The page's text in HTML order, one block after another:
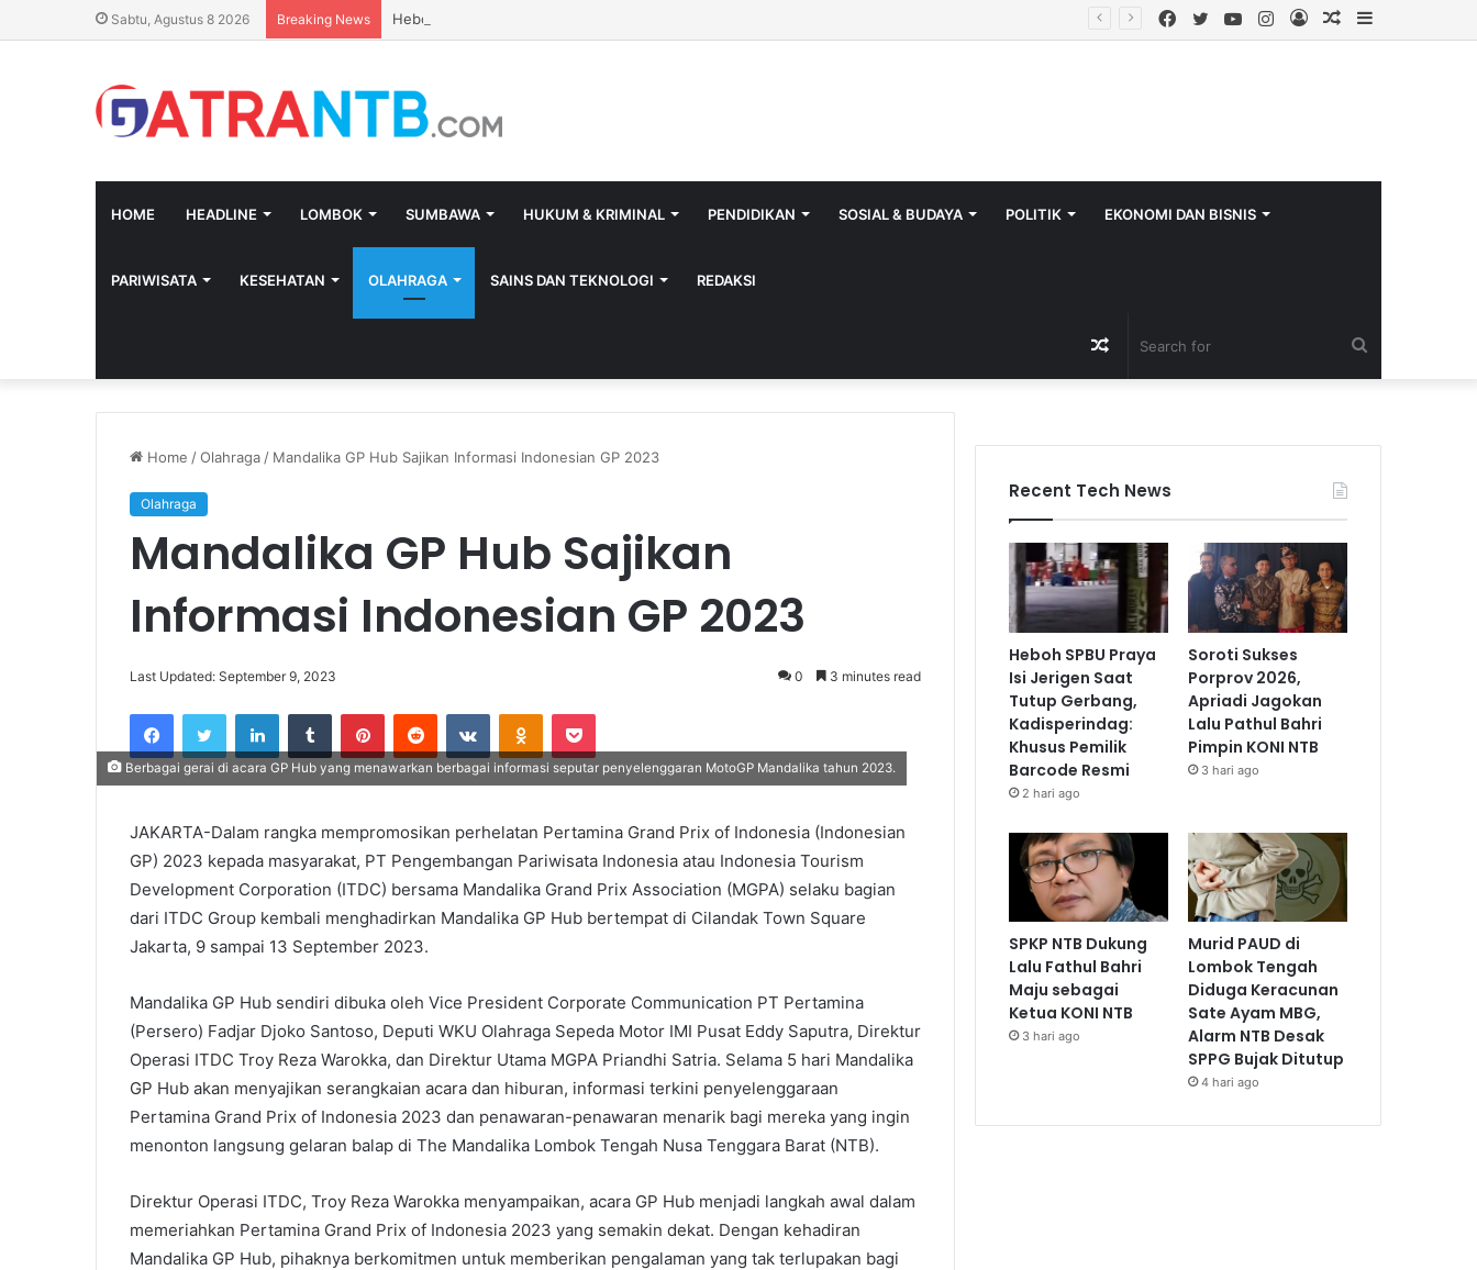
Sabtu, Agustus 8 2026 Breaking News Heboh SPBU Praya Isi Jerigen Saat Tutup Gerbang, Kadisperindag: Khusus Pemilik Barcode Resmi Sidebar
Random
Log
Instagram
YouTube
Twitter
Facebook
HOME HEADLINE LOMBOK SUMBAWA HUKUM & KRIMINAL PENDIDIKAN SOSIAL & BUDAYA POLITIK EKONOMI DAN BISNIS
PARIWISATA KESEHATAN OLAHRAGA SAINS DAN TEKNOLOGI REDAKSI
Random
Home /Olahraga / Mandalika GP Hub Sajikan Informasi Indonesian GP 2023
Olahraga
Mandalika GP Hub Sajikan
Informasi Indonesian GP 2023
Last Updated: September 9, 2023 0 3 minutes read
FacebookTwitter LinkedInTumblr PinterestReddit VKontakteOdnoklassniki
Pocket
Berbagai gerai di acara GP Hub yang menawarkan berbagai informasi seputar penyelenggaran MotoGP Mandalika tahun 2023.
JAKARTA-Dalam rangka mempromosikan perhelatan Pertamina Grand Prix of Indonesia (Indonesian
GP) 2023 kepada masyarakat, PT Pengembangan Pariwisata Indonesia atau Indonesia Tourism
Development Corporation (ITDC) bersama Mandalika Grand Prix Association (MGPA) selaku bagian
dari ITDC Group kembali menghadirkan Mandalika GP Hub bertempat di Cilandak Town Square
Jakarta, 9 sampai 13 September 2023.
Mandalika GP Hub sendiri dibuka oleh Vice President Corporate Communication PT Pertamina
(Persero) Fadjar Djoko Santoso, Deputi WKU Olahraga Sepeda Motor IMI Pusat Eddy Saputra, Direktur
Operasi ITDC Troy Reza Warokka, dan Direktur Utama MGPA Priandhi Satria. Selama 5 hari Mandalika
GP Hub akan menyajikan serangkaian acara dan hiburan, informasi terkini penyelenggaraan
Pertamina Grand Prix of Indonesia 2023 dan penawaran-penawaran menarik bagi mereka yang ingin
menonton langsung gelaran balap di The Mandalika Lombok Tengah Nusa Tenggara Barat (NTB).
Direktur Operasi ITDC, Troy Reza Warokka menyampaikan, acara GP Hub menjadi langkah awal dalam
memeriahkan Pertamina Grand Prix of Indonesia 2023 yang semakin dekat. Dengan kehadiran
Mandalika GP Hub, pihaknya berkomitmen untuk memberikan pengalaman yang tak terlupakan bagi
Recent Tech News
Heboh SPBU Praya
Isi Jerigen Saat
Tutup Gerbang,
Kadisperindag:
Khusus Pemilik
Barcode Resmi
2 hari ago
Soroti Sukses
Porprov 2026,
Apriadi Jagokan
Lalu Pathul Bahri
Pimpin KONI NTB
3 hari ago
SPKP NTB Dukung
Lalu Fathul Bahri
Maju sebagai
Ketua KONI NTB
3 hari ago
Murid PAUD di
Lombok Tengah
Diduga Keracunan
Sate Ayam MBG,
Alarm NTB Desak
SPPG Bujak Ditutup
4 hari ago